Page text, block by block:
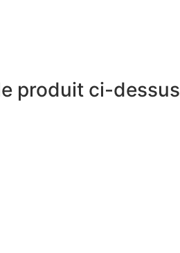
produit ci-dessus